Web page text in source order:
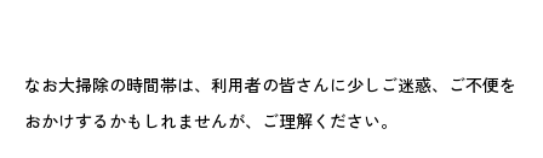
なお大掃除の時間帯は、利用者の皆さんに少しご迷惑、ご不便を
おかけするかもしれませんが、ご理解ください。